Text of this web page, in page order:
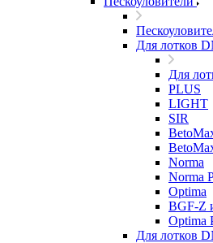
Для лотков
Для
PLUS
LIGHT
SIR
Norma
Norma
Optima
BGF-Z
Optima
Для лотков